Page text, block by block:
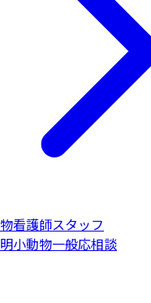
看護師スタッフ
小動物一般応相談